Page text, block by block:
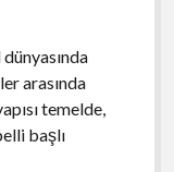
arasında
temelde,
başlı